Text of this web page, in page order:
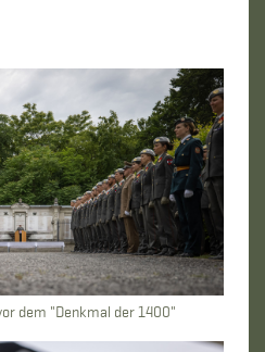
dem "Denkmal der 1400"